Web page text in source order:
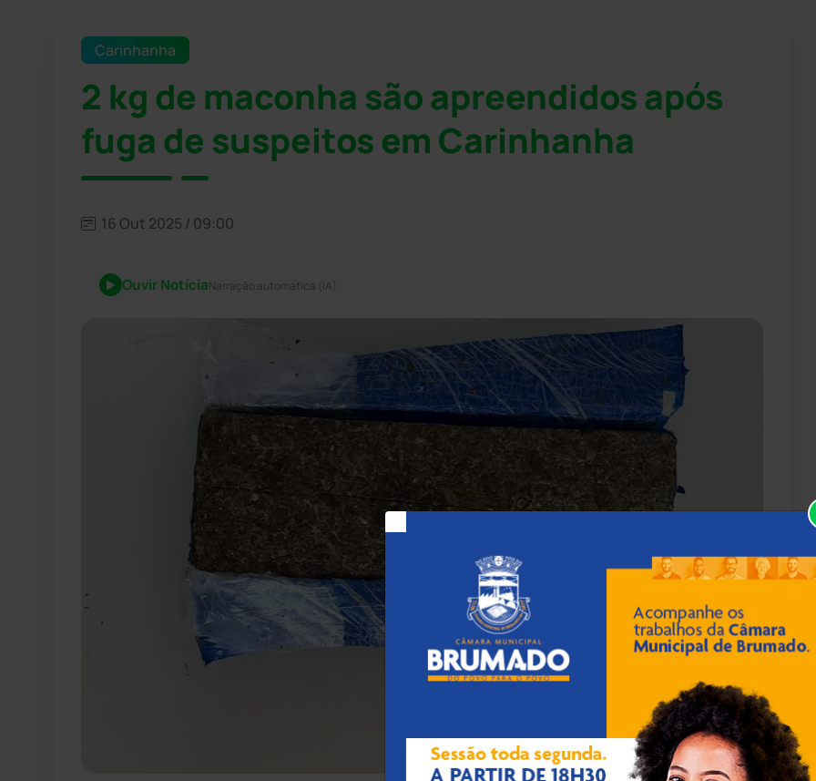
Carinhanha
2 kg de maconha são apreendidos após
fuga de suspeitos em Carinhanha
16 Out 2025 / 09:00
Ouvir NotíciaNarração automática (IA)